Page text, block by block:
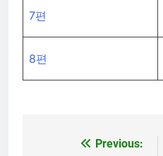
7편
8편
Previous: